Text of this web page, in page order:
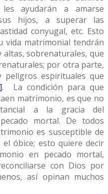
les ayudarán a amarse
hijos, a superar las
conyugal, etc. Esto
vida matrimonial tendrán
sobrenaturales, que
por otra parte,
espirituales que
. La condición para que
matrimonio, es que no
a la gracia del
mortal. De todos
es susceptible de
el óbice; esto quiere decir
en pecado mortal,
con Dios por
así opinan muchos